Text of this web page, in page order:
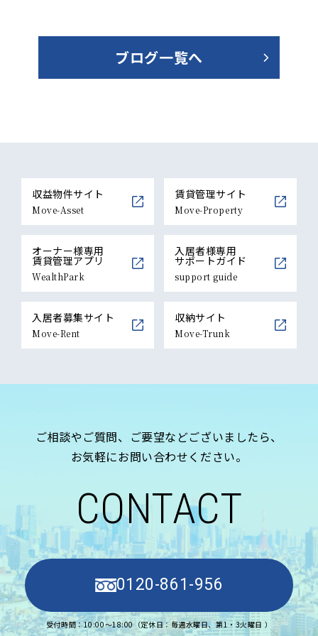
ブログ一覧へ
収益物件サイト
Move-Asset
賃貸管理サイト
Move-Property
オーナー様専用
賃貸管理アプリ
WealthPark
入居者様専用
サポートガイド
support guide
入居者募集サイト
Move-Rent
収納サイト
Move-Trunk
ご相談やご質問、ご要望などございましたら、
お気軽にお問い合わせください。
CONTACT
0120-861-956
受付時間：10:00〜18:00（定休日：毎週水曜日、第1・3火曜日 ）